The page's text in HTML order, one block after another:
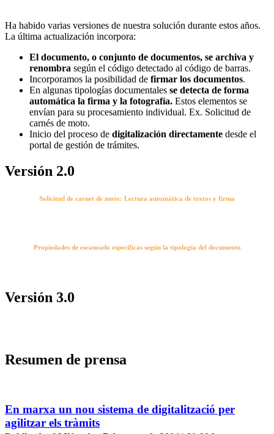
Ha habido varias versiones de nuestra solución durante estos años.
La última actualización incorpora:
El documento, o conjunto de documentos, se archiva y
renombra según el código detectado al código de barras.
Incorporamos la posibilidad de firmar los documentos.
En algunas tipologías documentales se detecta de forma
automática la firma y la fotografía. Estos elementos se
envían para su procesamiento individual. Ex. Solicitud de
carnés de moto.
Inicio del proceso de digitalización directamente desde el
portal de gestión de trámites.
Versión 2.0
Solicitud de carnet de moto: Lectura automática de textos y firma
Propiedades de escaneado específicas según la tipología del documento
Versión 3.0
Resumen de prensa
En marxa un nou sistema de digitalització per
agilitzar els tràmits